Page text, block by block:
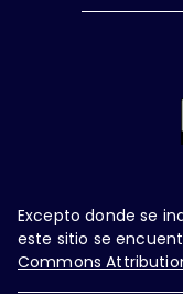
Excepto donde se
este sitio se
Commons